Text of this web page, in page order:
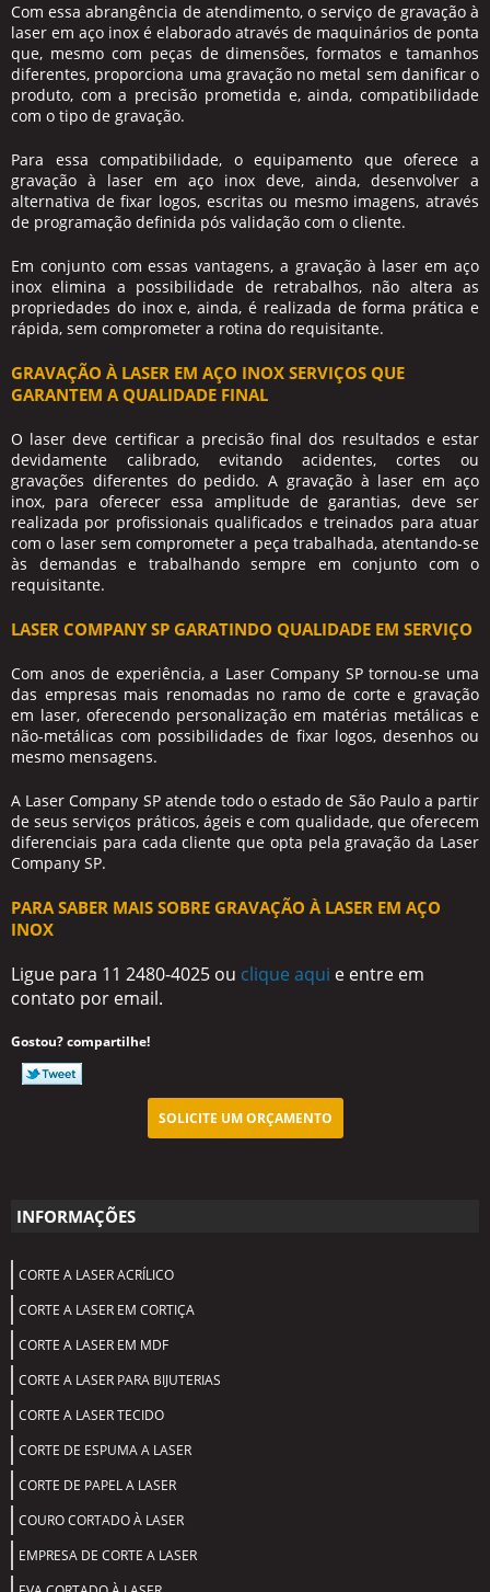
Com essa abrangência de atendimento, o serviço de gravação à
laser em aço inox é elaborado através de maquinários de ponta
que, mesmo com peças de dimensões, formatos e tamanhos
diferentes, proporciona uma gravação no metal sem danificar o
produto, com a precisão prometida e, ainda, compatibilidade
com o tipo de gravação.
Para essa compatibilidade, o equipamento que oferece a
gravação à laser em aço inox deve, ainda, desenvolver a
alternativa de fixar logos, escritas ou mesmo imagens, através
de programação definida pós validação com o cliente.
Em conjunto com essas vantagens, a gravação à laser em aço
inox elimina a possibilidade de retrabalhos, não altera as
propriedades do inox e, ainda, é realizada de forma prática e
rápida, sem comprometer a rotina do requisitante.
GRAVAÇÃO À LASER EM AÇO INOX SERVIÇOS QUE
GARANTEM A QUALIDADE FINAL
O laser deve certificar a precisão final dos resultados e estar
devidamente calibrado, evitando acidentes, cortes ou
gravações diferentes do pedido. A gravação à laser em aço
inox, para oferecer essa amplitude de garantias, deve ser
realizada por profissionais qualificados e treinados para atuar
com o laser sem comprometer a peça trabalhada, atentando-se
às demandas e trabalhando sempre em conjunto com o
requisitante.
LASER COMPANY SP GARATINDO QUALIDADE EM SERVIÇO
Com anos de experiência, a Laser Company SP tornou-se uma
das empresas mais renomadas no ramo de corte e gravação
em laser, oferecendo personalização em matérias metálicas e
não-metálicas com possibilidades de fixar logos, desenhos ou
mesmo mensagens.
A Laser Company SP atende todo o estado de São Paulo a partir
de seus serviços práticos, ágeis e com qualidade, que oferecem
diferenciais para cada cliente que opta pela gravação da Laser
Company SP.
PARA SABER MAIS SOBRE GRAVAÇÃO À LASER EM AÇO
INOX
Ligue para 11 2480-4025 ou clique aqui e entre em
contato por email.
Gostou? compartilhe!
SOLICITE UM ORÇAMENTO
INFORMAÇÕES
CORTE A LASER ACRÍLICO
CORTE A LASER EM CORTIÇA
CORTE A LASER EM MDF
CORTE A LASER PARA BIJUTERIAS
CORTE A LASER TECIDO
CORTE DE ESPUMA A LASER
CORTE DE PAPEL A LASER
COURO CORTADO À LASER
EMPRESA DE CORTE A LASER